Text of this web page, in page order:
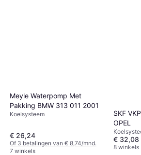
Meyle Waterpomp Met
Pakking BMW 313 011 2001
Koelsysteem
€ 26,24
Of 3 betalingen van € 8,74/mnd.
7 winkels
SKF
OPEL
€ 32,08
8 winkels